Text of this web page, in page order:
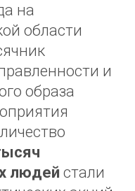
на
области
и
образа
людей стали